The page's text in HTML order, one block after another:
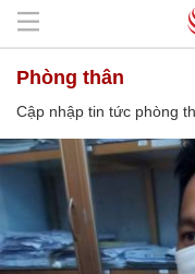
phòng thân
Cập nhập tin tức phòng